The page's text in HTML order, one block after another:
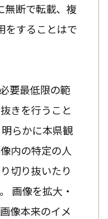
無断で転載、複
をすることはで
要最低限の範
きを行うこと
らかに本県観
内の特定の人
切り抜いたり
画像を拡大・
像本来のイメ